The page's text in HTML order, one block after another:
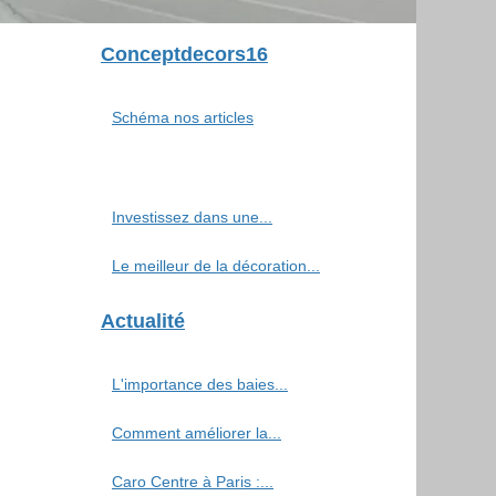
Conceptdecors16
Schéma nos articles
Investissez dans une...
Le meilleur de la décoration...
Actualité
L'importance des baies...
Comment améliorer la...
Caro Centre à Paris :...